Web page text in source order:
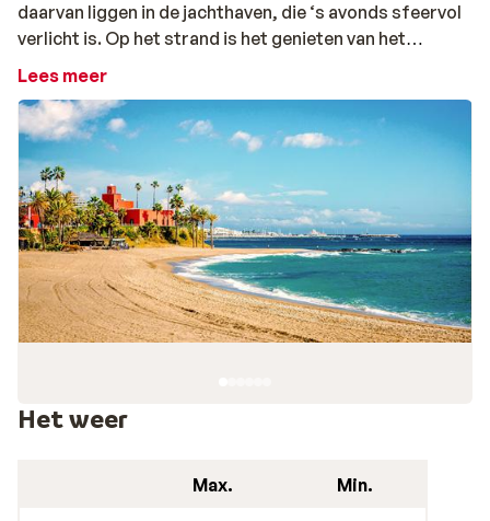
daarvan liggen in de jachthaven, die ‘s avonds sfeervol
verlicht is. Op het strand is het genieten van het
zomerse klimaat en het aangename zeewater. Goed om
om op het strand van Benalmádena te komen. Hiervoor
moet je namelijk een trap nemen. Met een huurauto ben
je eenvoudig op één van de vele andere stranden aan de
Costa del Solen ontdek je mooie steden, idyllische
dorpen en ruige natuurgebieden in de omgeving. Leg je
zonnebril maar vast klaar, want de zon laat zich in deze
regio vaak van z’n beste kant zien.
Een echte strandvakantie in Benalmádena
voor een vakantie aan zee met stranden als Playa de
Santa Ana en Playa de Fuente Salud. Ook voor een
ligt golfclub Golf Torrequebrada met achttien holes op
Lees meer
Het weer
Max. Min.